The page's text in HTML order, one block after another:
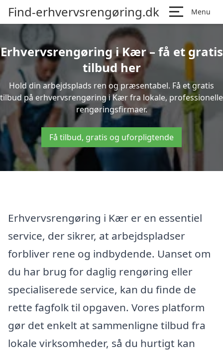
Find-erhvervsrengøring.dk Menu
Erhvervsrengøring i Kær – få et gratis
tilbud her
Hold din arbejdsplads ren og præsentabel. Få et gratis
tilbud på erhvervsrengøring i Kær fra lokale, professionelle
rengøringsfirmaer.
Få tilbud, gratis og uforpligtende
Erhvervsrengøring i Kær er en essentiel
service, der sikrer, at arbejdspladser
forbliver rene og indbydende. Uanset om
du har brug for daglig rengøring eller
specialiserede service, kan du finde de
rette fagfolk til opgaven. Vores platform
gør det enkelt at sammenligne tilbud fra
lokale virksomheder, så du hurtigt kan